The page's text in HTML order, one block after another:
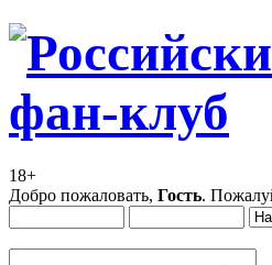
18+
Добро пожаловать, Гость.